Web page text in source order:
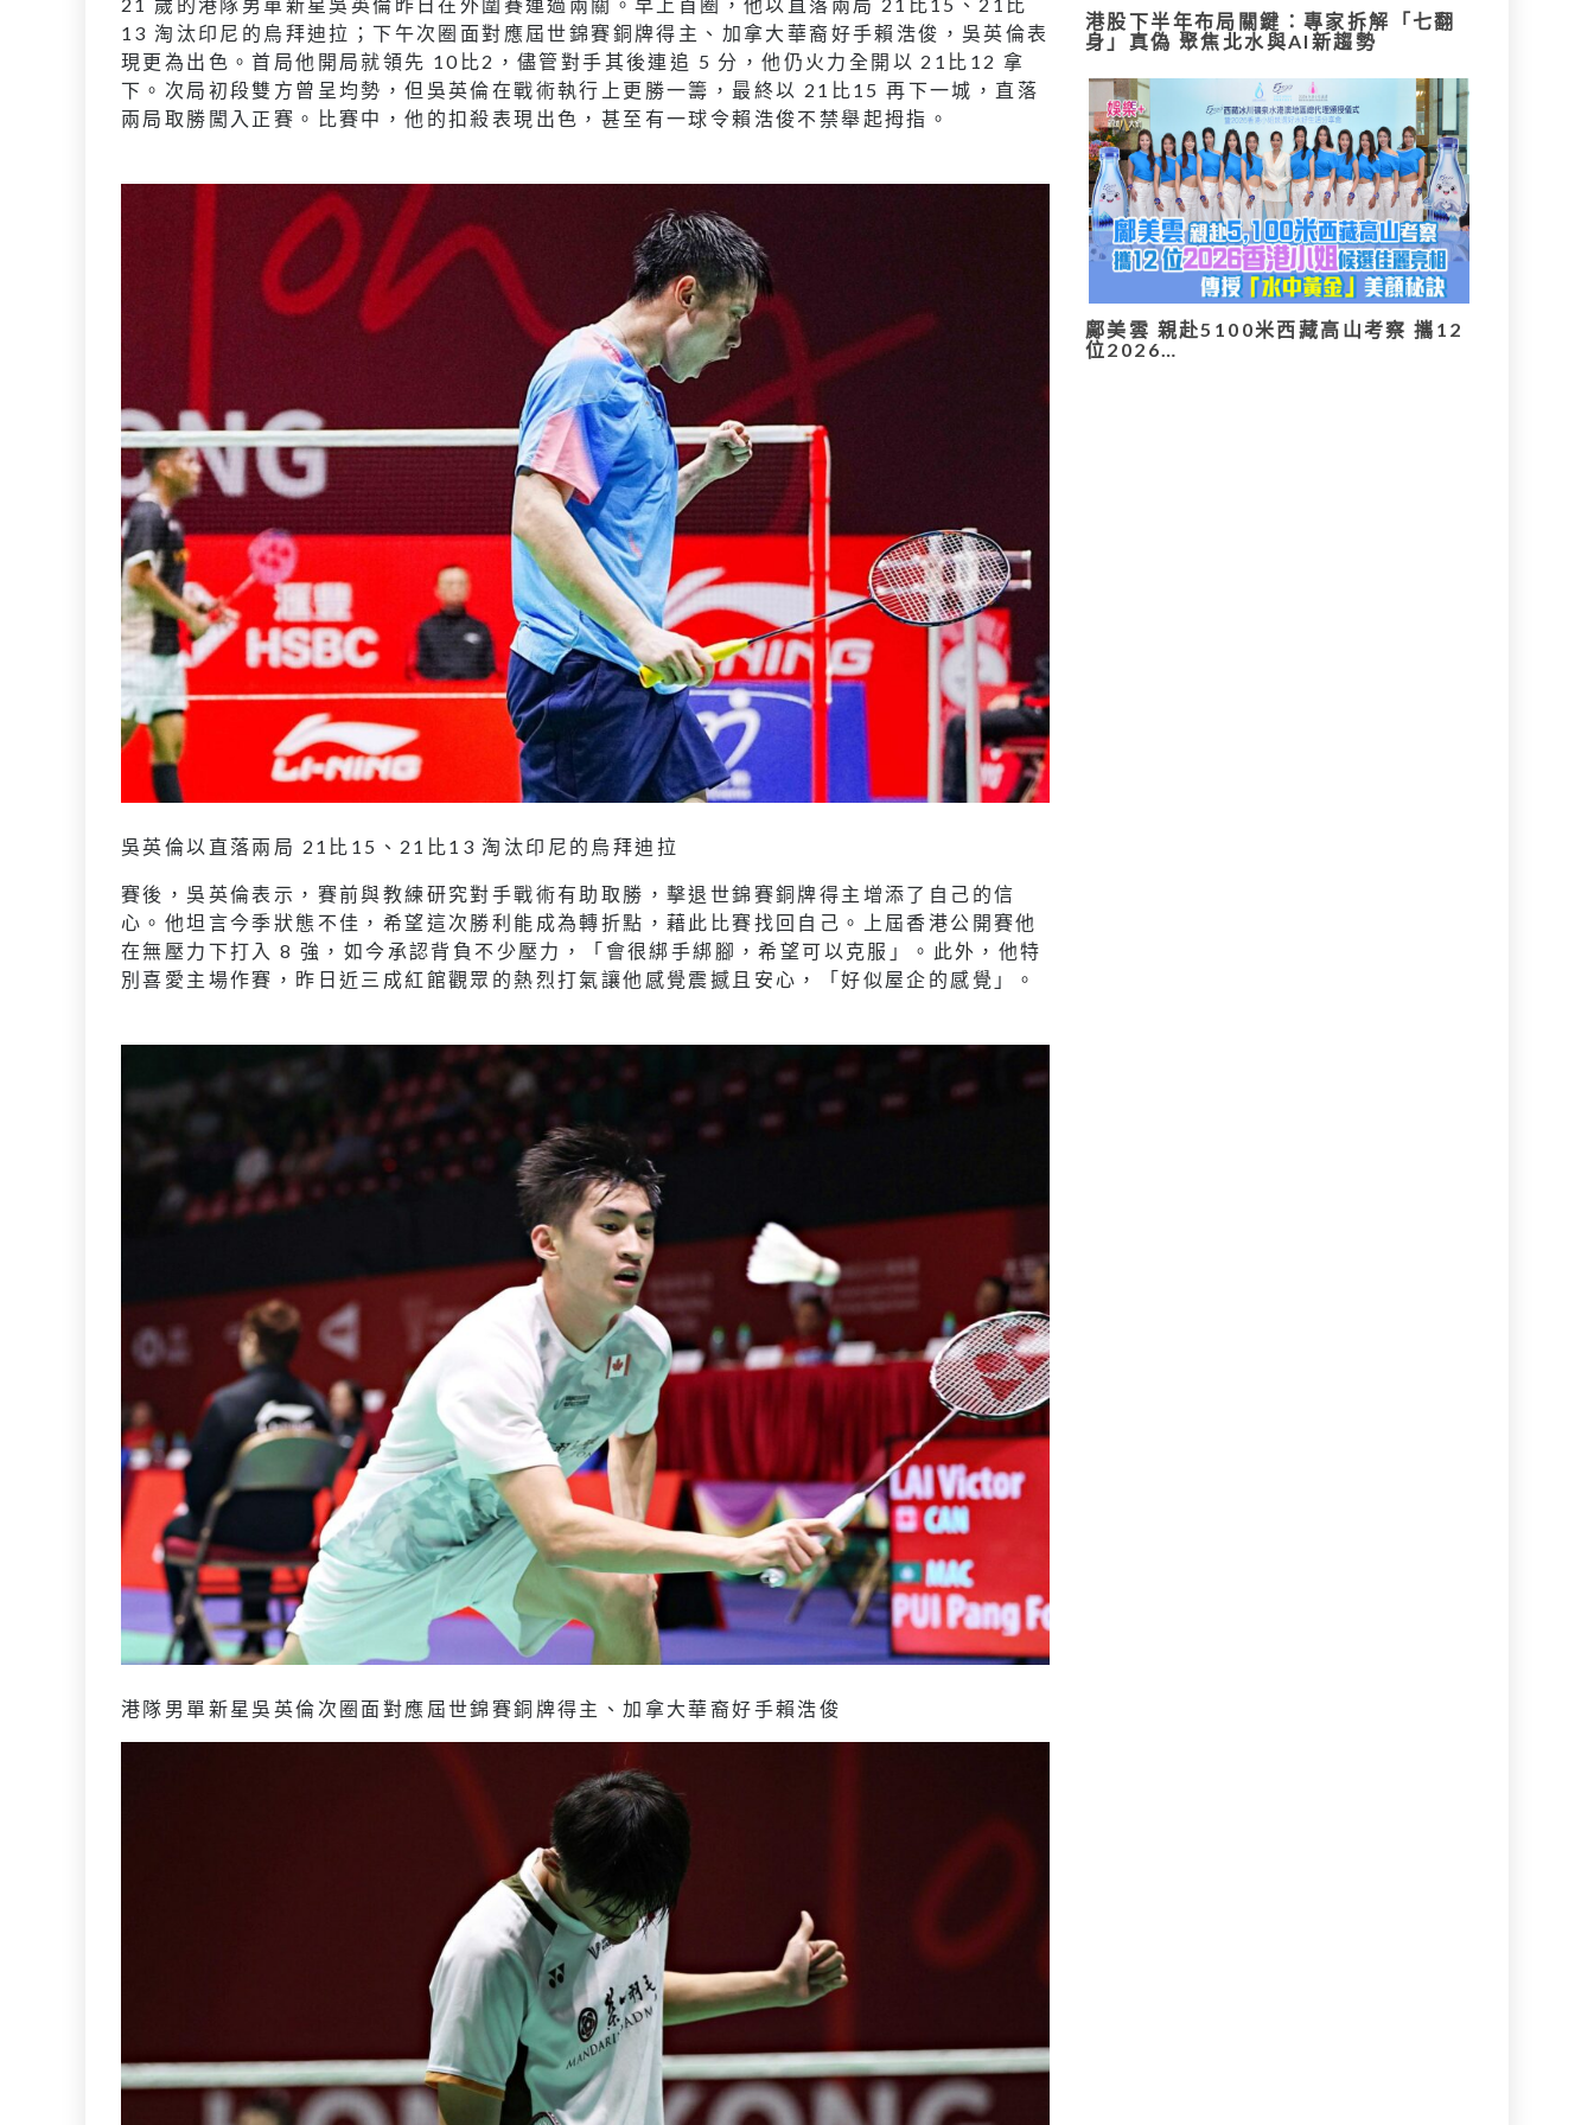
13 淘汰印尼的烏拜迪拉；下午次圈面對應屆世錦賽銅牌得主、加拿大華裔好手賴浩俊，吳英倫表
現更為出色。首局他開局就領先 10比2，儘管對手其後連追 5 分，他仍火力全開以 21比12 拿
下。次局初段雙方曾呈均勢，但吳英倫在戰術執行上更勝一籌，最終以 21比15 再下一城，直落
兩局取勝闖入正賽。比賽中，他的扣殺表現出色，甚至有一球令賴浩俊不禁舉起拇指。
吳英倫以直落兩局 21比15、21比13 淘汰印尼的烏拜迪拉
賽後，吳英倫表示，賽前與教練研究對手戰術有助取勝，擊退世錦賽銅牌得主增添了自己的信
心。他坦言今季狀態不佳，希望這次勝利能成為轉折點，藉此比賽找回自己。上屆香港公開賽他
在無壓力下打入 8 強，如今承認背負不少壓力，「會很綁手綁腳，希望可以克服」。此外，他特
別喜愛主場作賽，昨日近三成紅館觀眾的熱烈打氣讓他感覺震撼且安心，「好似屋企的感覺」。
港隊男單新星吳英倫次圈面對應屆世錦賽銅牌得主、加拿大華裔好手賴浩俊
港股下半年布局關鍵：專家拆解「七翻
身」真偽 聚焦北水與AI新趨勢
鄺美雲 親赴5100米西藏高山考察 攜12
位2026…